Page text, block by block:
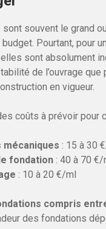
souvent le grand
Pourtant, pour
sont absolument
de l’ouvrage que
en vigueur.
coûts à prévoir pour
mécaniques : 15 à 30
fondation : 40 à 70 €/
: 10 à 20 €/ml
compris
des fondations